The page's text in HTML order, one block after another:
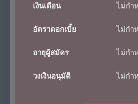
เงินเดือน
ไม่กำ
อัตราดอกเบี้ย ไม่กำ
อายุผู้สมัคร ไม่กำ
วงเงินอนุมัติ ไม่กำ